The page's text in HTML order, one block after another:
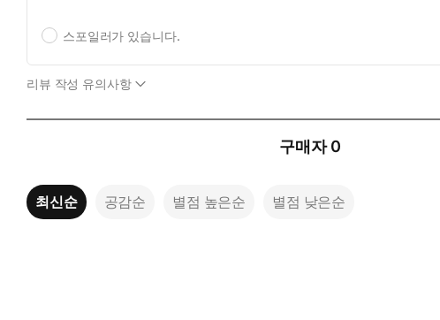
스포일러가 있습니다.
리뷰 작성 유의사항
구매자 0
최신순 공감순 별점 높은순 별점 낮은순